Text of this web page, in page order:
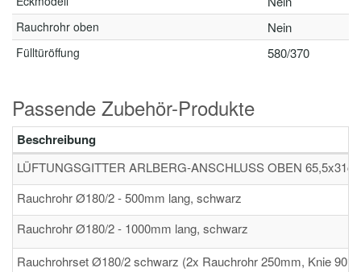
Rauchrohr oben Nein
Fülltüröffung 580/370
Passende Zubehör-Produkte
Beschreibung
LÜFTUNGSGITTER ARLBERG-ANSCHLUSS OBEN
Rauchrohr Ø180/2 - 500mm lang, schwarz
Rauchrohr Ø180/2 - 1000mm lang, schwarz
Rauchrohrset Ø180/2 schwarz (2x Rauchrohr 250mm, Knie 90°